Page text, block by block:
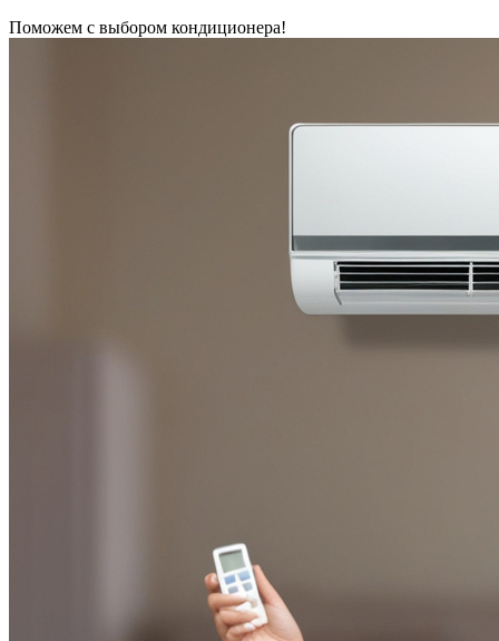
Поможем с выбором кондиционера!